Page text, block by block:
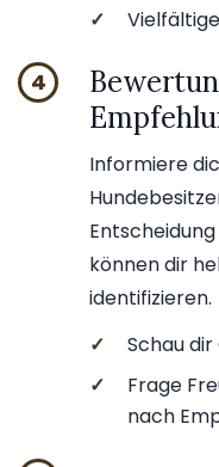
✓
4
Informiere
können dir
identifizieren.
✓
Schau
✓
Frage
nach